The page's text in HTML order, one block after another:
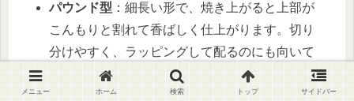
パウンド型 ：細長い形で、焼き上がると上部が
こんもりと割れて香ばしく仕上がります。切り
分けやすく、ラッピングして配るのにも向いて
います。食べやすい厚みにカットできるため、
ちょっとしたティータイムや持ち寄りおやつに
メニュー ホーム 検索 トップ サイドバー